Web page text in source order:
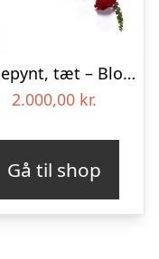
Kistepynt, tæt – Blomster til begravelse
2.000,00 kr.
Gå til shop